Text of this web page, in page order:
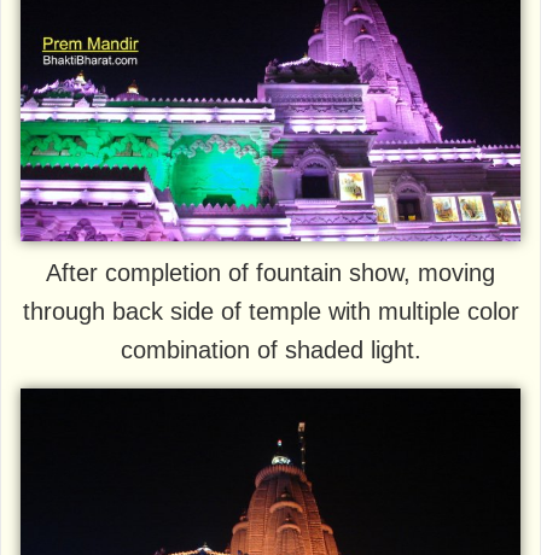
After completion of fountain show, moving
through back side of temple with multiple color
combination of shaded light.